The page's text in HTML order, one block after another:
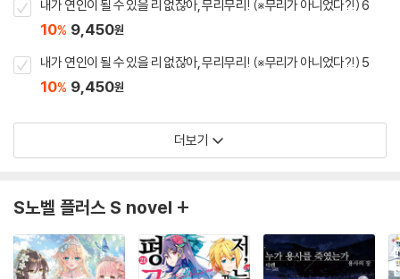
내가 연인이 될 수 있을 리 없잖아, 무리무리! (※무리가 아니었다?!) 6
10% 9,450원
내가 연인이 될 수 있을 리 없잖아, 무리무리! (※무리가 아니었다?!) 5
10% 9,450원
더보기
S노벨 플러스 S novel +